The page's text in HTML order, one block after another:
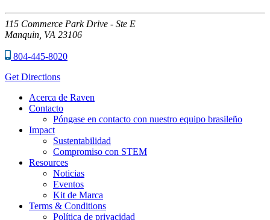
115 Commerce Park Drive - Ste E
Manquin, VA 23106
804-445-8020
Get Directions
Acerca de Raven
Contacto
Póngase en contacto con nuestro equipo brasileño
Impact
Sustentabilidad
Compromiso con STEM
Resources
Noticias
Eventos
Kit de Marca
Terms & Conditions
Política de privacidad